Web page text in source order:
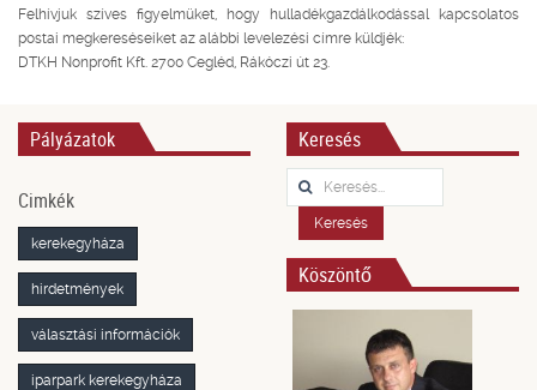
Felhívjuk szíves figyelmüket, hogy hulladékgazdálkodással kapcsolatos
postai megkereséseiket az alábbi levelezési címre küldjék:
DTKH Nonprofit Kft. 2700 Cegléd, Rákóczi út 23.
Pályázatok
Cimkék
kerekegyháza
hirdetmények
választási információk
iparpark kerekegyháza
Keresés
Keresés...
Keresés
Köszöntő